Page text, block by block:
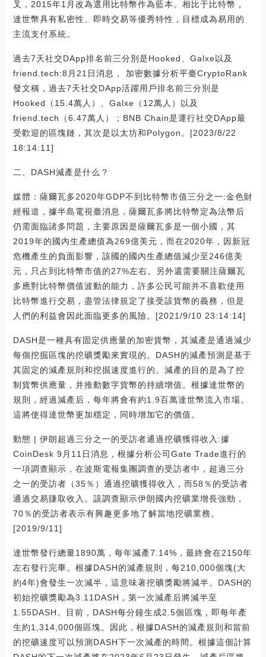
叉，2015年1月改為選用比特幣作為藍本。相比于比特幣，
達世幣具有私密性、即時交易等優秀特性，目標成為易用的
主流支付系統。
過去7天社交DApp排名前三分別是Hooked、Galxe以及
friend.tech:8月21日消息， 加密數據分析平臺CryptoRank
發文稱，過去7天社交DApp活躍用戶排名前三分別是
Hooked（15.4萬人）、Galxe（12萬人）以及
friend.tech（6.47萬人）；BNB Chain是運行社交DApp最
受歡迎的區塊鏈，其次是以太坊和Polygon。[2023/8/22
18:14:11]
二、DASH減產是什么？
媒體：薩爾瓦多2020年GDP不到比特幣市值三分之一:金色財
經報道，據半島電視臺消息，薩爾瓦多將比特幣定為法幣后
仍需面臨諸多問題，主要原因是薩爾瓦多是一個小國，其
2019年的國內生產總值為269億美元，而在2020年，因新冠
危機產生的負面影響，該國的國內生產總值減少至246億美
元，只占到比特幣市值的27%左右。另外還需要關注薩爾瓦
多應對比特幣價值波動的能力，許多公民可能并不喜歡使用
比特幣進行交易，盡管法律規定了接受該貨幣的義務，但是
人們的利益會因此面臨更多的風險。[2021/9/10 23:14:14]
DASH是一種具有固定供應量的加密貨幣，其減產是通過減少
每個挖掘區塊的挖礦獎勵來實現的。DASH的減產預測是基于
其固定的減產規則和挖掘速度進行的。減產的目的是為了控
制貨幣供應量，并推動數字貨幣的持續增值。根據達世幣的
規則，經過減產后，每年將會有約1.9百萬達世幣流入市場。
這將使得達世幣更加穩定，同時增加它的價值。
動態 | 伊朗超過三分之一的受訪者通過挖礦獲得收入:據
CoinDesk 9月11日消息，根據分析公司Gate Trade進行的
一項調查顯示，在波斯電報集團調查的受訪者中，超過三分
之一的受訪者（35％）通過挖礦獲得收入，而58％的受訪者
通過交易賺取收入。該調查顯示伊朗國內挖礦業增長強勁，
70％的受訪者表示有興趣更多地了解當地挖礦業務。
[2019/9/11]
達世幣發行總量1890萬，每年減產7.14%，最終會在2150年
左右發行完畢。根據DASH的減產規則，每210,000個塊(大
約4年)會發生一次減半，這意味著挖礦獎勵將減半。DASH的
初始挖礦獎勵為3.11DASH，第一次減產后將減半至
1.55DASH。目前，DASH每分鐘生成2.5個區塊，即每年產
生約1,314,000個區塊。因此，根據DASH的減產規則和當前
的挖礦速度可以預測DASH下一次減產的時間。根據這個計算